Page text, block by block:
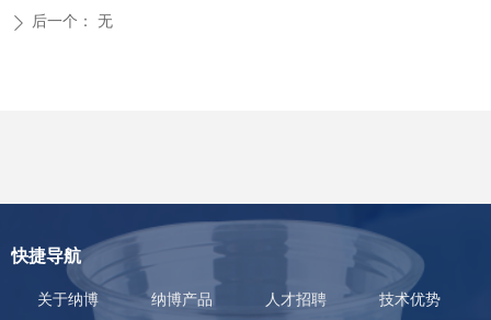
ꄲ 后一个： 无
快捷导航
关于纳博 纳博产品 人才招聘 技术优势